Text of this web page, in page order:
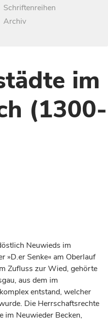
Schriftenreihen
Archiv
im
(1300-
Neuwieds im
»D.er Senke« am Oberlauf
Zufluss zur Wied, gehörte
aus dem im
entstand, welcher
Die Herrschaftsrechte
im Neuwieder Becken,